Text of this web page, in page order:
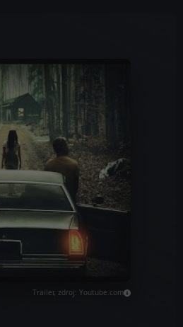
Trailer, zdroj: Youtube.com